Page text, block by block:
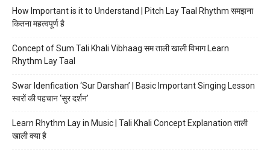
How Important is it to Understand | Pitch Lay Taal Rhythm समझना
कितना महत्वपूर्ण है
Concept of Sum Tali Khali Vibhaag सम ताली खाली विभाग Learn
Rhythm Lay Taal
Swar Idenfication ‘Sur Darshan’ | Basic Important Singing Lesson
स्वरों की पहचान ‘सुर दर्शन’
Learn Rhythm Lay in Music | Tali Khali Concept Explanation ताली
खाली क्या है